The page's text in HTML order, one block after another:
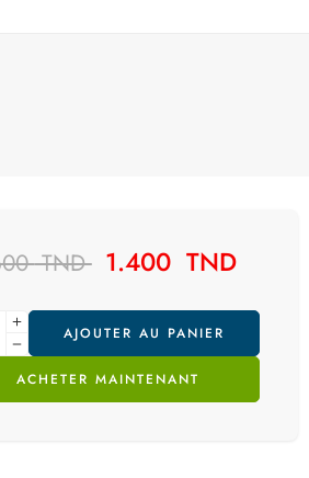
TND 1.400 TND
AJOUTER AU PANIER
ACHETER MAINTENANT